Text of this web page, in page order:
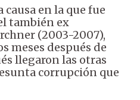
en la que fue
también ex
(2003-2007),
meses después de
llegaron las otras
corrupción que